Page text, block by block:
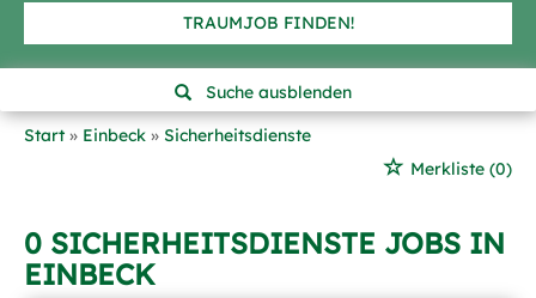
TRAUMJOB FINDEN!
Suche ausblenden
Start
Einbeck
Sicherheitsdienste
Merkliste (0)
0 SICHERHEITSDIENSTE JOBS IN
EINBECK